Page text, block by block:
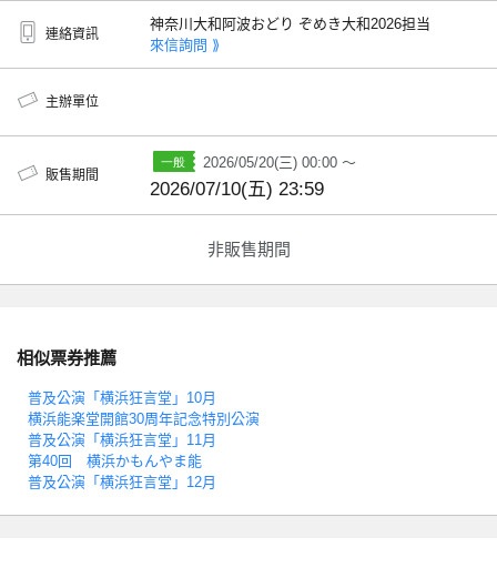
連絡資訊
神奈川大和阿波おどり ぞめき大和2026担当
來信詢問 ⟫
主辦單位
販售期間
2026/05/20(三) 00:00 ～
2026/07/10(五) 23:59
非販售期間
相似票券推薦
普及公演「横浜狂言堂」10月
横浜能楽堂開館30周年記念特別公演
普及公演「横浜狂言堂」11月
第40回 横浜かもんやま能
普及公演「横浜狂言堂」12月